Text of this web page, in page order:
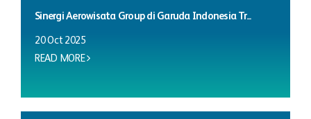
Sinergi Aerowisata Group di Garuda Indonesia Tr...
20 Oct 2025
READ MORE